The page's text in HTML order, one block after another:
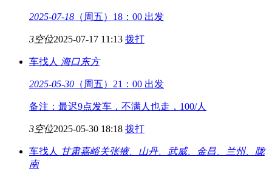
2025-07-18 （周五）18：00 出发
3空位2025-07-17 11:13 拨打
车找人 海口东方
2025-05-30 （周五）21：00 出发
备注：最迟9点发车，不满人也走，100/人
3空位2025-05-30 18:18 拨打
车找人 甘肃嘉峪关张掖、山丹、武威、金昌、兰州、陇
南